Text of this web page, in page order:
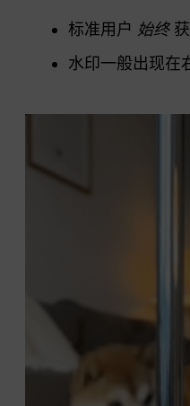
标准用户 始终获
水印一般出现在